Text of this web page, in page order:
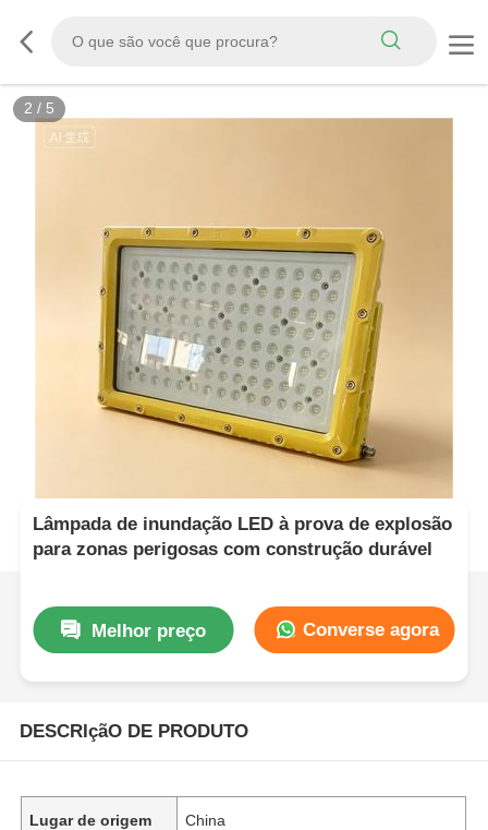
2 / 5
Lâmpada de inundação LED à prova de explosão
para zonas perigosas com construção durável
Melhor preço Converse agora
DESCRIçãO DE PRODUTO
Lugar de origem China